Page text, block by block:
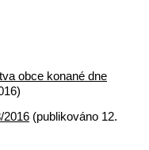
obce konané dne
2016 (publikováno 12.